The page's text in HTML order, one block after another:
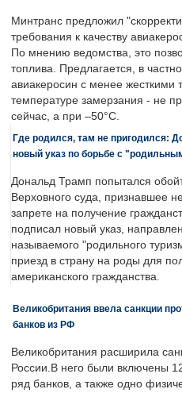
Минтранс предложил
требования к качеству
По мнению ведомства, это
топлива. Предлагается, в
авиакеросин с менее жесткими
температуре замерзания - не
сейчас, а при –50°C.
Где родился, там не пригодился:
новый указ по борьбе с
Дональд Трамп попытался
Верховного суда, признавшее
запрете на получение
подписал новый указ,
называемого "родильного
приезд в страну на роды для
американского гражданства.
Великобритания ввела санкции
банков из РФ
Великобритания расширила
России.В него были включены
ряд банков, а также одно